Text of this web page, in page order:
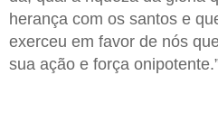
herança com os santos e
exerceu em favor de nós
sua ação e força